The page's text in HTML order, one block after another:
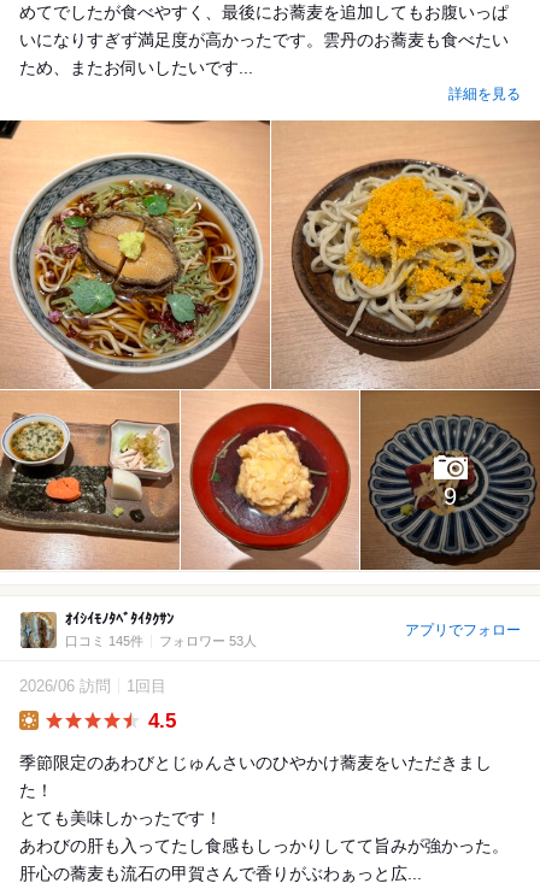
めてでしたが食べやすく、最後にお蕎麦を追加してもお腹いっぱ
いになりすぎず満足度が高かったです。雲丹のお蕎麦も食べたい
ため、またお伺いしたいです...
詳細を見る
9
ｵｲｼｲﾓﾉﾀﾍﾞﾀｲﾀｸｻﾝ
口コミ 145件 フォロワー 53人
アプリでフォロー
2026/06 訪問 1回目
4.5
季節限定のあわびとじゅんさいのひやかけ蕎麦をいただきまし
た！
とても美味しかったです！
あわびの肝も入ってたし食感もしっかりしてて旨みが強かった。
肝心の蕎麦も流石の甲賀さんで香りがぶわぁっと広...